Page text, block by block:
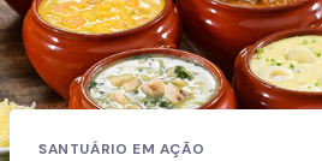
SANTUÁRIO EM AÇÃO